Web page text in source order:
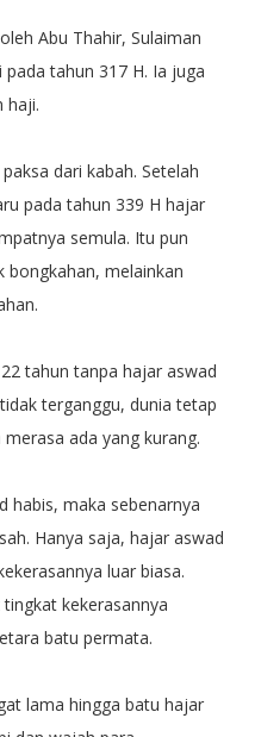
Abu Thahir, Sulaiman
pada tahun 317 H. Ia juga
haji.
dari kabah. Setelah
pada tahun 339 H hajar
semula. Itu pun
bongkahan, melainkan
tahun tanpa hajar aswad
terganggu, dunia tetap
ada yang kurang.
habis, maka sebenarnya
Hanya saja, hajar aswad
luar biasa.
kekerasannya
batu permata.
lama hingga batu hajar